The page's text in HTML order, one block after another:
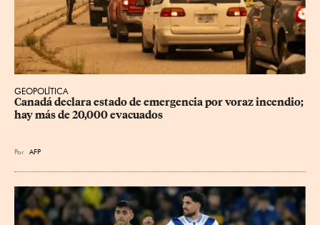
GEOPOLÍTICA
Canadá declara estado de emergencia por voraz incendio;
hay más de 20,000 evacuados
Por AFP